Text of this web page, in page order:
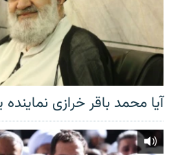
آیا محمد باقر خرازی